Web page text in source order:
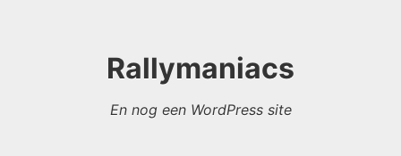
Rallymaniacs
En nog een WordPress site